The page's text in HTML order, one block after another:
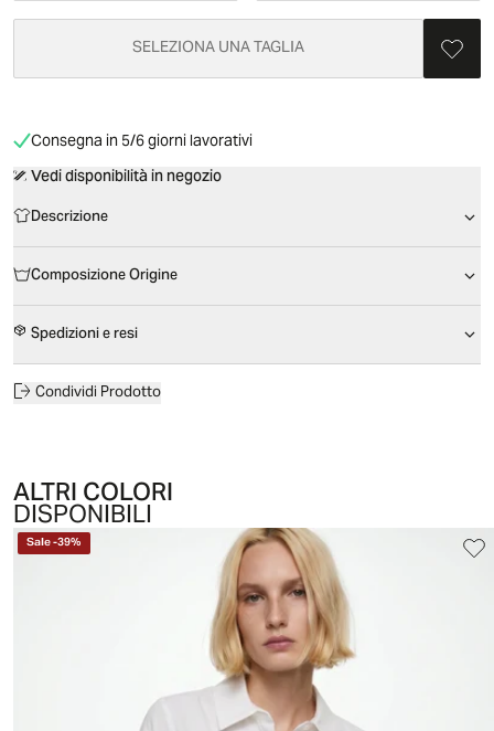
SELEZIONA UNA TAGLIA
Consegna in 5/6 giorni lavorativi
Vedi disponibilità in negozio
Descrizione
Composizione Origine
Spedizioni e resi
Condividi Prodotto
ALTRI COLORI
DISPONIBILI
Sale-39%